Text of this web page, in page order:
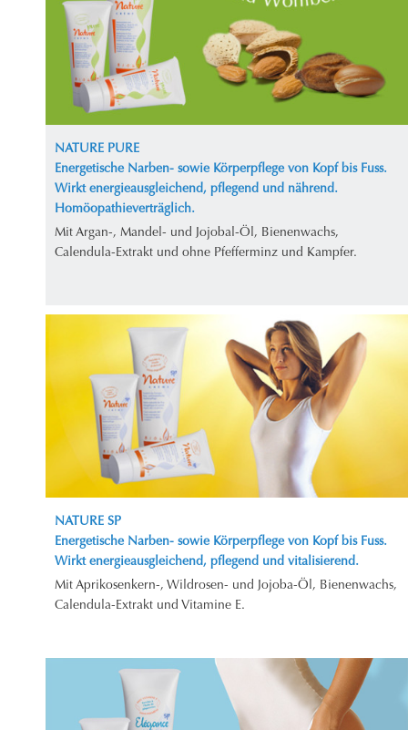
NATURE PURE
Energetische Narben- sowie Körperpflege von Kopf bis Fuss.
Wirkt energieausgleichend, pflegend und nährend.
Homöopathieverträglich.
Mit Argan-, Mandel- und Jojobal-Öl, Bienenwachs,
Calendula-Extrakt und ohne Pfefferminz und Kampfer.
NATURE SP
Energetische Narben- sowie Körperpflege von Kopf bis Fuss.
Wirkt energieausgleichend, pflegend und vitalisierend.
Mit Aprikosenkern-, Wildrosen- und Jojoba-Öl, Bienenwachs,
Calendula-Extrakt und Vitamine E.